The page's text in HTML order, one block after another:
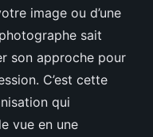
image ou d’une
sait
son approche pour
C’est cette
qui
vue en une